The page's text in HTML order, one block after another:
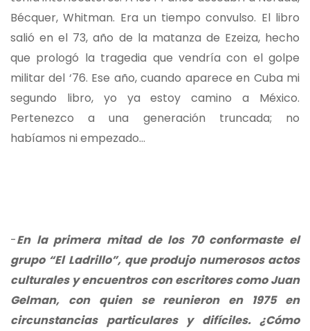
Bécquer, Whitman. Era un tiempo convulso. El libro
salió en el 73, año de la matanza de Ezeiza, hecho
que prologó la tragedia que vendría con el golpe
militar del ‘76. Ese año, cuando aparece en Cuba mi
segundo libro, yo ya estoy camino a México.
Pertenezco a una generación truncada; no
habíamos ni empezado…
-En la primera mitad de los 70 conformaste el
grupo “El Ladrillo”, que produjo numerosos actos
culturales y encuentros con escritores como Juan
Gelman, con quien se reunieron en 1975 en
circunstancias particulares y difíciles. ¿Cómo